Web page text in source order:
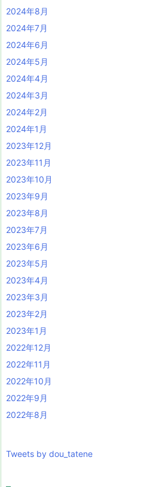
2024年8月
2024年7月
2024年6月
2024年5月
2024年4月
2024年3月
2024年2月
2024年1月
2023年12月
2023年11月
2023年10月
2023年9月
2023年8月
2023年7月
2023年6月
2023年5月
2023年4月
2023年3月
2023年2月
2023年1月
2022年12月
2022年11月
2022年10月
2022年9月
2022年8月
Tweets by dou_tatene